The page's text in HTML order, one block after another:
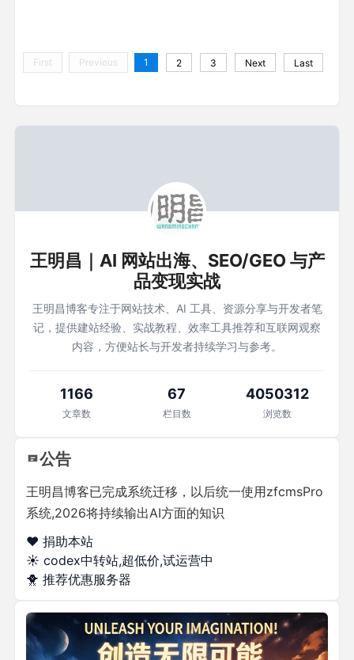
First Previous 1 2 3 Next Last
王明昌｜AI 网站出海、SEO/GEO 与产
品变现实战
王明昌博客专注于网站技术、AI 工具、资源分享与开发者笔
记，提供建站经验、实战教程、效率工具推荐和互联网观察
内容，方便站长与开发者持续学习与参考。
1166
文章数
67
栏目数
4050312
浏览数
公告
王明昌博客已完成系统迁移，以后统一使用zfcmsPro
系统,2026将持续输出AI方面的知识
❤️ 捐助本站
☀️ codex中转站,超低价,试运营中
🐥 推荐优惠服务器